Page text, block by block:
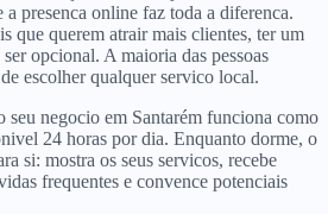
presenca online faz toda a diferenca.
que querem atrair mais clientes, ter um
opcional. A maioria das pessoas
escolher qualquer servico local.
seu negocio em Santarém funciona como
24 horas por dia. Enquanto dorme, o
si: mostra os seus servicos, recebe
frequentes e convence potenciais